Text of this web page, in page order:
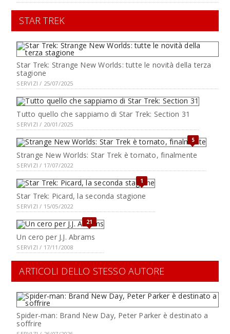
STAR TREK
Star Trek: Strange New Worlds: tutte le novità della terza
stagione
SERVIZI / 25/07/2025
Tutto quello che sappiamo di Star Trek: Section 31
SERVIZI / 20/01/2025
5
Strange New Worlds: Star Trek è tornato, finalmente
SERVIZI / 17/07/2022
1
Star Trek: Picard, la seconda stagione
SERVIZI / 15/05/2022
21
Un cero per J.J. Abrams
SERVIZI / 17/11/2008
ARTICOLI DELLO STESSO AUTORE
Spider-man: Brand New Day, Peter Parker è destinato a
soffrire